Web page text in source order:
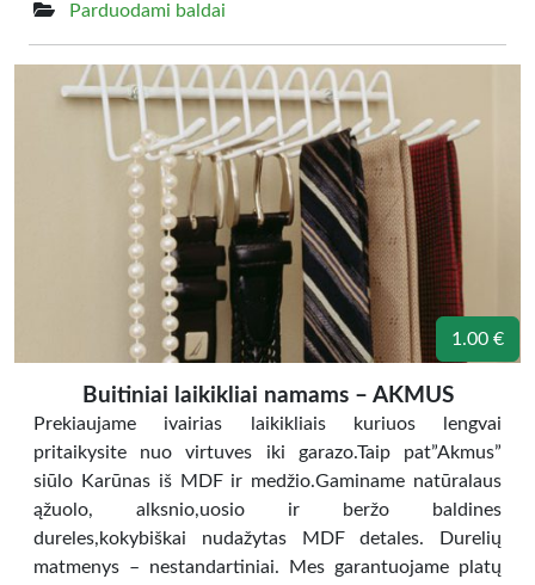
Parduodami baldai
1.00 €
Buitiniai laikikliai namams – AKMUS
Prekiaujame ivairias laikikliais kuriuos lengvai
pritaikysite nuo virtuves iki garazo.Taip pat”Akmus”
siūlo Karūnas iš MDF ir medžio.Gaminame natūralaus
ąžuolo, alksnio,uosio ir beržo baldines
dureles,kokybiškai nudažytas MDF detales. Durelių
matmenys – nestandartiniai. Mes garantuojame platų